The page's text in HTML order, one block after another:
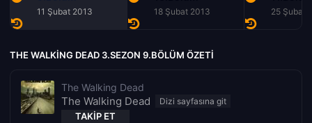
11 Şubat 2013 18 Şubat 2013 25 Şubat
THE WALKING DEAD 3.SEZON 9.BÖLÜM ÖZETI
The Walking Dead
The Walking Dead
TAKIP ET